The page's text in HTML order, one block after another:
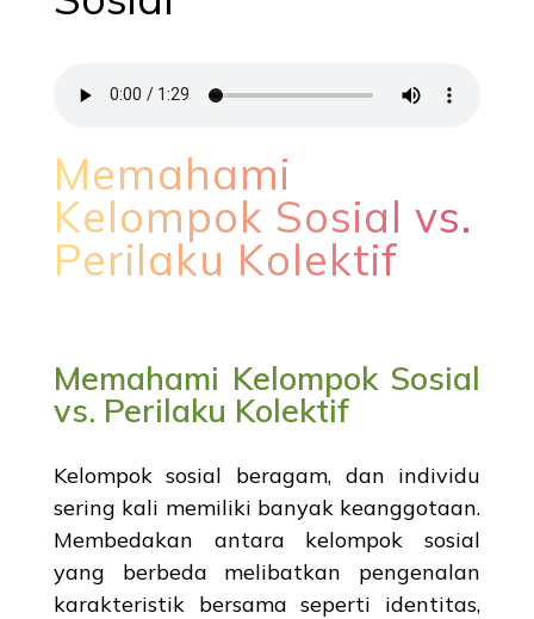
Memahami
Kelompok Sosial vs.
Perilaku Kolektif
Memahami Kelompok Sosial
vs. Perilaku Kolektif
Kelompok sosial beragam, dan individu
sering kali memiliki banyak keanggotaan.
Membedakan antara kelompok sosial
yang berbeda melibatkan pengenalan
karakteristik bersama seperti identitas,